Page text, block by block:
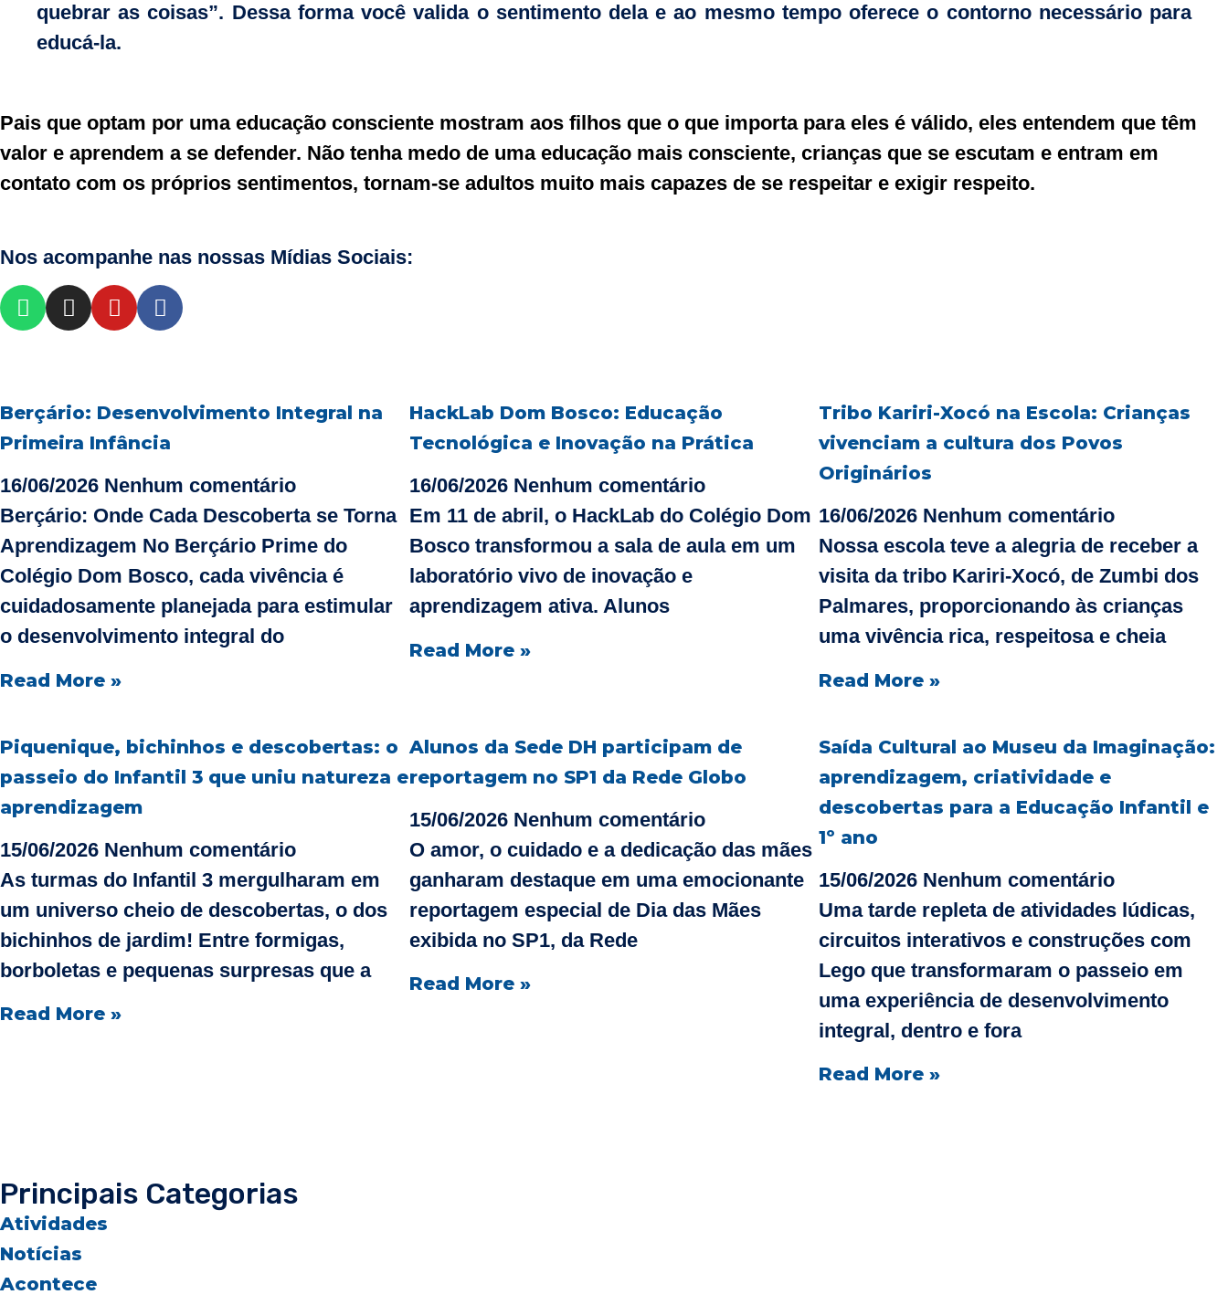
quebrar as coisas”. Dessa forma você valida o sentimento dela e ao mesmo tempo oferece o contorno necessário para
educá-la.
Pais que optam por uma educação consciente mostram aos filhos que o que importa para eles é válido, eles entendem que têm
valor e aprendem a se defender. Não tenha medo de uma educação mais consciente, crianças que se escutam e entram em
contato com os próprios sentimentos, tornam-se adultos muito mais capazes de se respeitar e exigir respeito.
Nos acompanhe nas nossas Mídias Sociais:
Berçário: Desenvolvimento Integral na
Primeira Infância
16/06/2026 Nenhum comentário
Berçário: Onde Cada Descoberta se Torna
Aprendizagem No Berçário Prime do
Colégio Dom Bosco, cada vivência é
cuidadosamente planejada para estimular
o desenvolvimento integral do
Read More »
HackLab Dom Bosco: Educação
Tecnológica e Inovação na Prática
16/06/2026 Nenhum comentário
Em 11 de abril, o HackLab do Colégio Dom
Bosco transformou a sala de aula em um
laboratório vivo de inovação e
aprendizagem ativa. Alunos
Read More »
Tribo Kariri-Xocó na Escola: Crianças
vivenciam a cultura dos Povos
Originários
16/06/2026 Nenhum comentário
Nossa escola teve a alegria de receber a
visita da tribo Kariri‑Xocó, de Zumbi dos
Palmares, proporcionando às crianças
uma vivência rica, respeitosa e cheia
Read More »
Piquenique, bichinhos e descobertas: o
passeio do Infantil 3 que uniu natureza e
aprendizagem
15/06/2026 Nenhum comentário
As turmas do Infantil 3 mergulharam em
um universo cheio de descobertas, o dos
bichinhos de jardim! Entre formigas,
borboletas e pequenas surpresas que a
Read More »
Alunos da Sede DH participam de
reportagem no SP1 da Rede Globo
15/06/2026 Nenhum comentário
O amor, o cuidado e a dedicação das mães
ganharam destaque em uma emocionante
reportagem especial de Dia das Mães
exibida no SP1, da Rede
Read More »
Saída Cultural ao Museu da Imaginação:
aprendizagem, criatividade e
descobertas para a Educação Infantil e
1º ano
15/06/2026 Nenhum comentário
Uma tarde repleta de atividades lúdicas,
circuitos interativos e construções com
Lego que transformaram o passeio em
uma experiência de desenvolvimento
integral, dentro e fora
Read More »
Principais Categorias
Atividades
Notícias
Acontece